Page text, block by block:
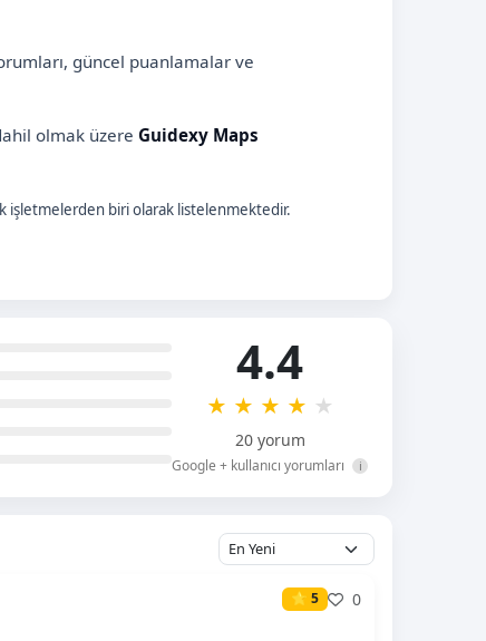
güncel puanlamalar ve
olmak üzere Guidexy Maps
işletmelerden biri olarak listelenmektedir.
4.4
★ ★ ★ ★ ★
20 yorum
Google + kullanıcı yorumları i
⭐ 5
0